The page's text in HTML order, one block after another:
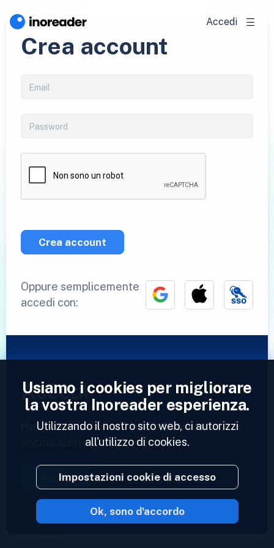
Accedi
Crea account
Crea account
Oppure semplicemente
accedi con:
Accedi
Hai già un account?Inserisci il tuo profilo e
accedi subito ai tuoi feed.
Accedi
2023 © Inoreader
Usiamo i cookies per migliorare
la vostra Inoreader esperienza.
Utilizzando il nostro sito web, ci autorizzi
all'utilizzo di cookies.
Impostazioni cookie di accesso
Ok, sono d'accordo